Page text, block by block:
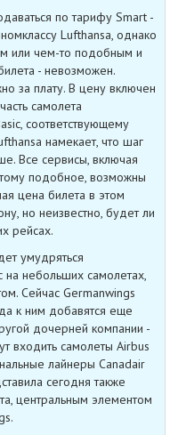
по тарифу Smart -
Lufthansa, однако
или чем-то подобным и
- невозможен.
за плату. В цену включен
самолета
соответствующему
намекает, что шаг
Все сервисы, включая
подобное, возможны
цена билета в этом
но неизвестно, будет ли
рейсах.
умудряться
на небольших самолетах,
Сейчас Germanwings
к ним добавятся еще
дочерней компании -
входить самолеты Airbus
лайнеры Canadair
сегодня также
центральным элементом